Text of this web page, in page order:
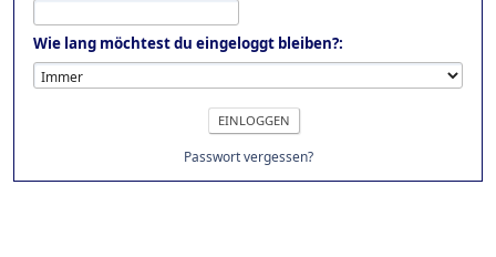
Wie lang möchtest du eingeloggt bleiben?:
Passwort vergessen?